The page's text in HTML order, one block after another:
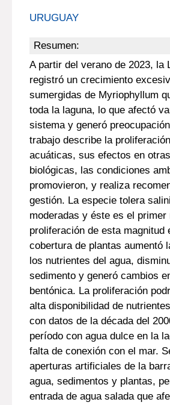
URUGUAY
Resumen:
A partir del verano de 2023, la
registró un crecimiento
sumergidas de Myriophyllum
toda la laguna, lo que afectó
sistema y generó
trabajo describe la
acuáticas, sus efectos en
biológicas, las condiciones
promovieron, y realiza
gestión. La especie tolera
moderadas y éste es el primer
proliferación de esta magnitud
cobertura de plantas aumentó
los nutrientes del agua,
sedimento y generó cambios
bentónica. La proliferación
alta disponibilidad de
con datos de la década del
período con agua dulce en la
falta de conexión con el mar.
aperturas artificiales de la
agua, sedimentos y plantas,
entrada de agua salada que